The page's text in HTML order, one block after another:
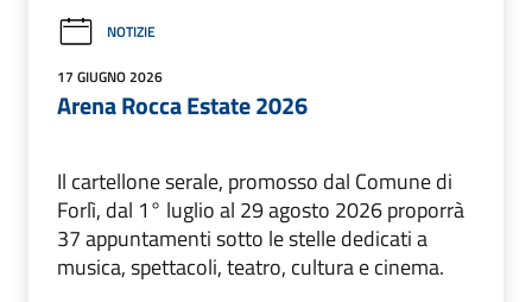
NOTIZIE
17 GIUGNO 2026
Arena Rocca Estate 2026
Il cartellone serale, promosso dal Comune di
Forlì, dal 1° luglio al 29 agosto 2026 proporrà
37 appuntamenti sotto le stelle dedicati a
musica, spettacoli, teatro, cultura e cinema.